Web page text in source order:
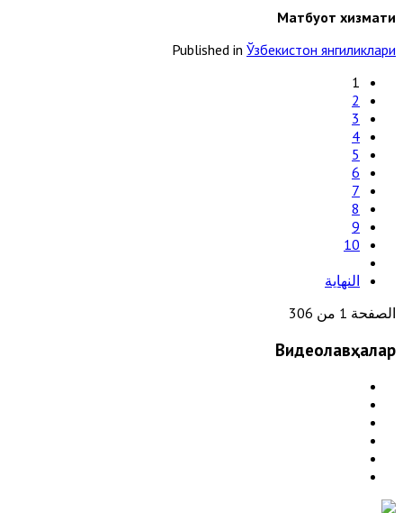
Матбуот хизмати
Published in Ўзбекистон янгиликлари
1
2
3
4
5
6
7
8
9
10
النهاية
الصفحة 1 من 306
Видеолавҳалар